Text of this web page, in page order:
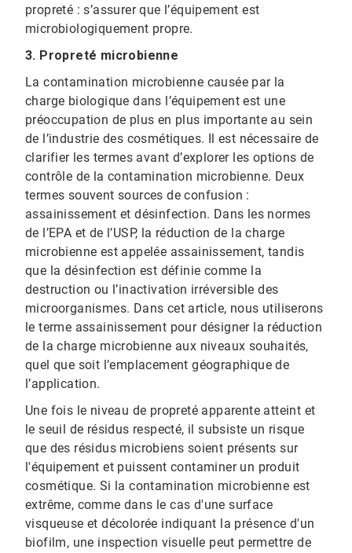
propreté : s’assurer que l’équipement est
microbiologiquement propre.
3. Propreté microbienne
La contamination microbienne causée par la
charge biologique dans l’équipement est une
préoccupation de plus en plus importante au sein
de l’industrie des cosmétiques. Il est nécessaire de
clarifier les termes avant d’explorer les options de
contrôle de la contamination microbienne. Deux
termes souvent sources de confusion :
assainissement et désinfection. Dans les normes
de l’EPA et de l’USP, la réduction de la charge
microbienne est appelée assainissement, tandis
que la désinfection est définie comme la
destruction ou l’inactivation irréversible des
microorganismes. Dans cet article, nous utiliserons
le terme assainissement pour désigner la réduction
de la charge microbienne aux niveaux souhaités,
quel que soit l’emplacement géographique de
l’application.
Une fois le niveau de propreté apparente atteint et
le seuil de résidus respecté, il subsiste un risque
que des résidus microbiens soient présents sur
l'équipement et puissent contaminer un produit
cosmétique. Si la contamination microbienne est
extrême, comme dans le cas d'une surface
visqueuse et décolorée indiquant la présence d'un
biofilm, une inspection visuelle peut permettre de